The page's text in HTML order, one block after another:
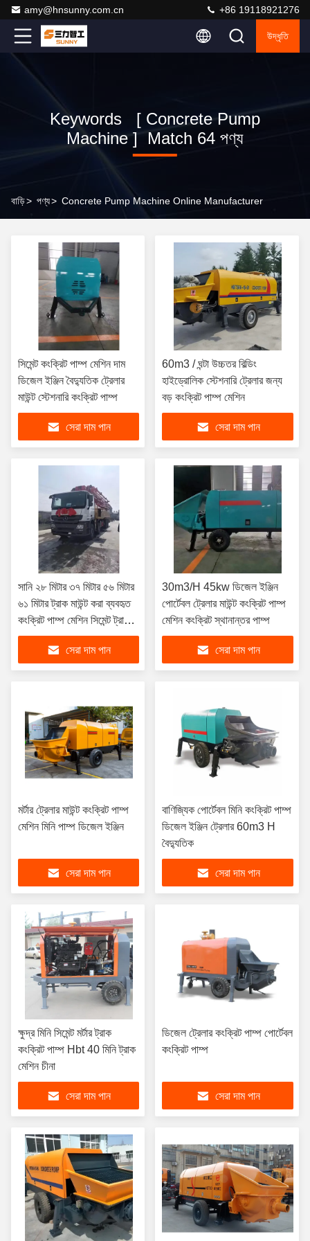
amy@hnsunny.com.cn +86 19118921276
উদ্ধৃতি
Keywords [ Concrete Pump
Machine ] Match 64 পণ্য
বাড়ি> পণ্য> Concrete Pump Machine Online Manufacturer
সিমেন্ট কংক্রিট পাম্প মেশিন দাম
ডিজেল ইঞ্জিন বৈদ্যুতিক ট্রেলার
মাউন্ট স্টেশনারি কংক্রিট পাম্প
সেরা দাম পান
60m3 / ঘন্টা উচ্চতর বিল্ডিং
হাইড্রোলিক স্টেশনারি ট্রেলার জন্য
বড় কংক্রিট পাম্প মেশিন
সেরা দাম পান
সানি ২৮ মিটার ৩৭ মিটার ৫৬ মিটার
৬১ মিটার ট্রাক মাউন্ট করা ব্যবহৃত
কংক্রিট পাম্প মেশিন সিমেন্ট ট্রাক
লং বুম
সেরা দাম পান
30m3/H 45kw ডিজেল ইঞ্জিন
পোর্টেবল ট্রেলার মাউন্ট কংক্রিট পাম্প
মেশিন কংক্রিট স্থানান্তর পাম্প
সেরা দাম পান
মর্টার ট্রেলার মাউন্ট কংক্রিট পাম্প
মেশিন মিনি পাম্প ডিজেল ইঞ্জিন
সেরা দাম পান
বাণিজ্যিক পোর্টেবল মিনি কংক্রিট পাম্প
ডিজেল ইঞ্জিন ট্রেলার 60m3 H
বৈদ্যুতিক
সেরা দাম পান
ক্ষুদ্র মিনি সিমেন্ট মর্টার ট্রাক
কংক্রিট পাম্প Hbt 40 মিনি ট্রাক
মেশিন চীনা
সেরা দাম পান
ডিজেল ট্রেলার কংক্রিট পাম্প পোর্টেবল
কংক্রিট পাম্প
সেরা দাম পান